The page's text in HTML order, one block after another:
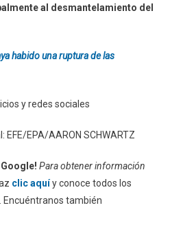
al desmantelamiento del
habido una ruptura de las
y redes sociales
EPA/AARON SCHWARTZ
Para obtener información
clic aquíy conoce todos los
Encuéntranos también